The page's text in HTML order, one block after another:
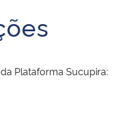
Central do Brasil
Plataforma Sucupira: